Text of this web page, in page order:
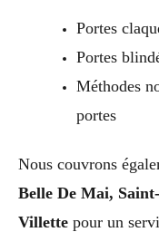
Portes
Portes
Méthodes
portes
Nous couvrons
Belle De Mai,
Villette pour un